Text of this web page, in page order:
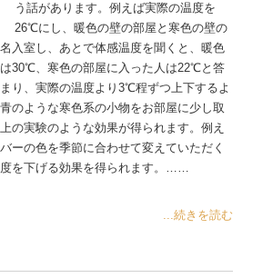
う話があります。例えば実際の温度を
26℃にし、暖色の壁の部屋と寒色の壁の
入室し、あとで体感温度を聞くと、暖色
30℃、寒色の部屋に入った人は22℃と答
り、実際の温度より3℃程ずつ上下するよ
のような寒色系の小物をお部屋に少し取
の実験のような効果が得られます。例え
ーの色を季節に合わせて変えていただく
を下げる効果を得られます。……
...続きを読む